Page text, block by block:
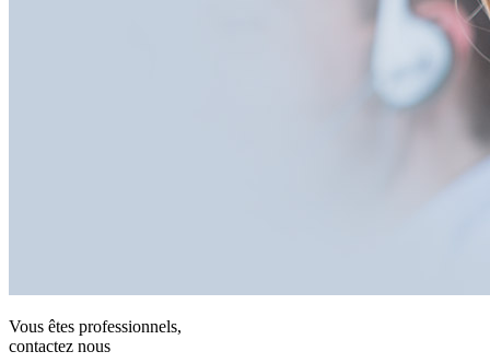
Vous êtes professionnels,
contactez nous